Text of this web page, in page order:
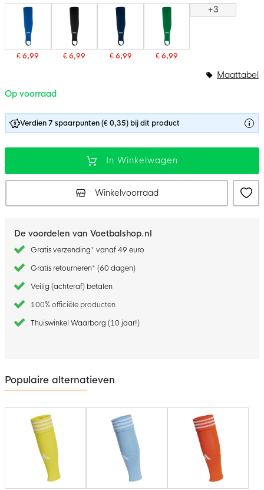
gallerij
€ 6,99 € 6,99 € 6,99 € 6,99
+3
Op voorraad
Maattabel
Verdien 7 spaarpunten (€ 0,35) bij dit product
In Winkelwagen
Winkelvoorraad
De voordelen van Voetbalshop.nl
Gratis verzending* vanaf 49 euro
Gratis retourneren* (60 dagen)
Veilig (achteraf) betalen
100% officiële producten
Thuiswinkel Waarborg (10 jaar!)
Populaire alternatieven